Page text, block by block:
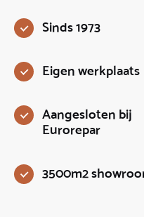
Sinds 1973
Eigen werkplaats
Aangesloten bij
Eurorepar
3500m2